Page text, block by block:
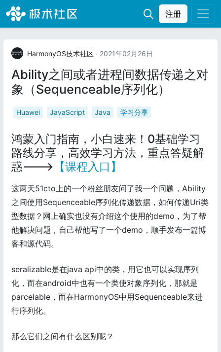
注册
HarmonyOS技术社区 · 2021年02月26日
Ability之间或者进程间数据传递之对
象（Sequenceable序列化）
Huawei JavaScript Java 学习分享
鸿蒙入门指南，小白速来！0基础学习
路线分享，高效学习方法，重点答疑解
惑---> 【课程入口】
这两天51cto上的一个粉丝朋友问了我一个问题，Ability
之间使用Sequenceable序列化传递数据，如何传递Uri类
型数据？网上确实也没有介绍这个使用的demo，为了帮
他解决问题，自己帮他写了一个demo，顺手发布一篇博
客和源代码。
seralizable是在java api中的类，用它也可以实现序列
化，而在android中也有一个类使对象序列化，那就是
parcelable，而在HarmonyOS中用Sequenceable来进
行序列化。
那么它们之间有什么区别呢？